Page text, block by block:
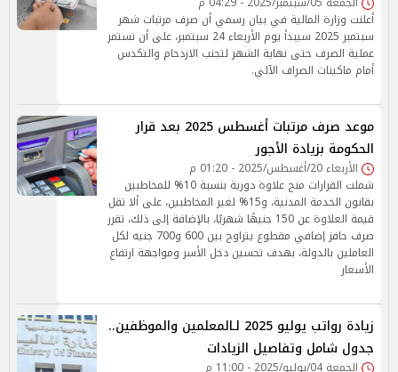
أعلنت وزارة المالية في بيان رسمي أن صرف مرتبات شهر
سبتمبر 2025 سيبدأ يوم الأربعاء 24 سبتمبر، على أن تستمر
عملية الصرف حتى نهاية الشهر لتجنب الازدحام والتكدس
أمام ماكينات الصراف الآلي.
موعد صرف مرتبات أغسطس 2025 بعد قرار
الحكومة بزيادة الأجور
الأربعاء 20/أغسطس/2025 - 01:20 م
شملت القرارات منح علاوة دورية بنسبة 10% للمخاطبين
بقانون الخدمة المدنية، و15% لغير المخاطبين، على ألا تقل
قيمة العلاوة عن 150 جنيهًا شهريًا، بالإضافة إلى ذلك، تقرر
صرف حافز إضافي مقطوع يتراوح بين 600 و700 جنيه لكل
العاملين بالدولة، بهدف تحسين دخل الأسر ومواجهة ارتفاع
الأسعار
زيادة رواتب يوليو 2025 لـالمعلمين والموظفين..
جدول شامل وتفاصيل الزيادات
الجمعة 04/يوليو/2025 - 11:00 م